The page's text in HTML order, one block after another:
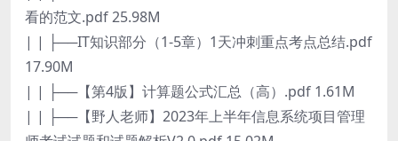
看的范文.pdf 25.98M
| | ├──IT知识部分（1-5章）1天冲刺重点考点总结.pdf
17.90M
| | ├──【第4版】计算题公式汇总（高）.pdf 1.61M
| | ├──【野人老师】2023年上半年信息系统项目管理